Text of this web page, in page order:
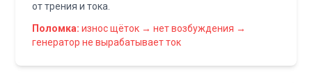
от трения и тока.
Поломка: износ щёток → нет возбуждения →
генератор не вырабатывает ток